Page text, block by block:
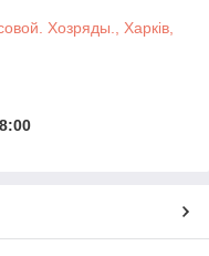
Хозряды., Харків,